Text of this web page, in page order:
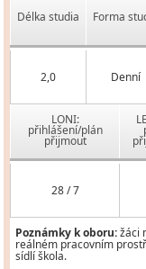
Délka studia Forma
2,0 Denní
LONI:
přihlášení/plán
přijmout
28 / 7
Poznámky k oboru:žáci
reálném pracovním
sídlí škola.